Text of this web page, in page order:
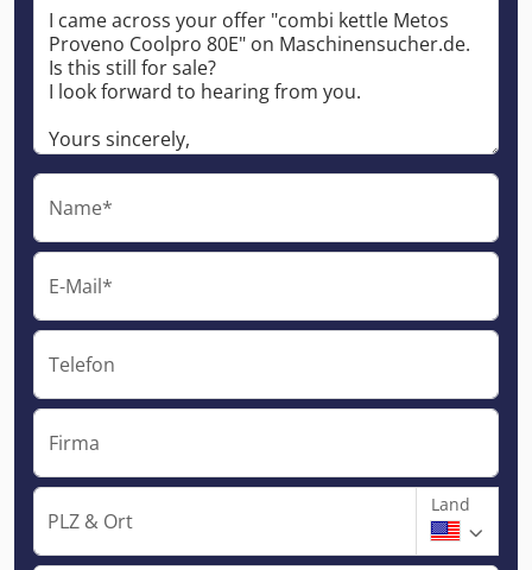
Name*
E-Mail*
Telefon
Firma
PLZ & Ort
Land